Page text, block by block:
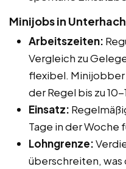
Minijobs in
Arbeitszeiten:
Vergleich zu
flexibel.
der Regel bis zu
Einsatz:
Tage in der Woche
Lohngrenze:
überschreiten, was